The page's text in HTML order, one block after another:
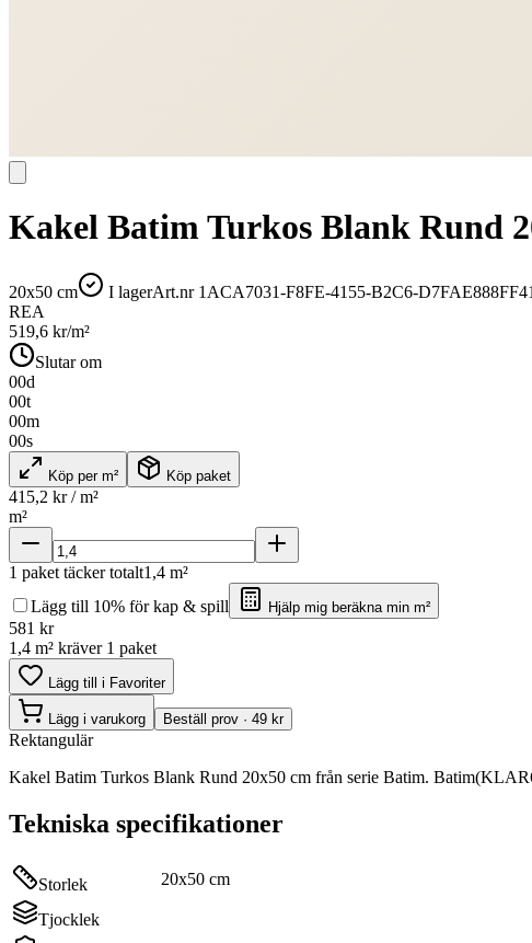
Kakel Batim Turkos Blank Rund
20x50 cm I lagerArt.nr 1ACA7031-F8FE-4155-B2C6-D7FAE888FF41
REA
519,6 kr/m²
Slutar om
00d
00t
00m
00s
Köp per m² Köp paket
415,2 kr / m²
m²
1 paket täcker totalt1,4 m²
Lägg till 10% för kap & spill
Hjälp mig beräkna min m²
581 kr
1,4 m² kräver 1 paket
Lägg till i Favoriter
Lägg i varukorg Beställ prov · 49 kr
Rektangulär
Kakel Batim Turkos Blank Rund 20x50 cm från serie Batim.
Tekniska specifikationer
Storlek 20x50 cm
Tjocklek